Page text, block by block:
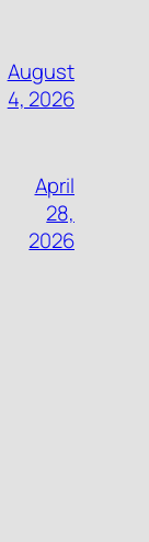
August
4, 2026
April
28,
2026